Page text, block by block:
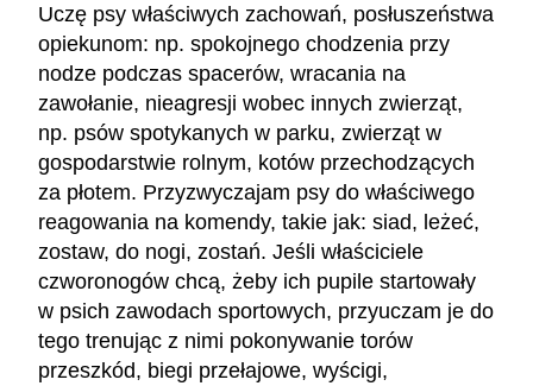
Uczę psy właściwych zachowań, posłuszeństwa
opiekunom: np. spokojnego chodzenia przy
nodze podczas spacerów, wracania na
zawołanie, nieagresji wobec innych zwierząt,
np. psów spotykanych w parku, zwierząt w
gospodarstwie rolnym, kotów przechodzących
za płotem. Przyzwyczajam psy do właściwego
reagowania na komendy, takie jak: siad, leżeć,
zostaw, do nogi, zostań. Jeśli właściciele
czworonogów chcą, żeby ich pupile startowały
w psich zawodach sportowych, przyuczam je do
tego trenując z nimi pokonywanie torów
przeszkód, biegi przełajowe, wyścigi,